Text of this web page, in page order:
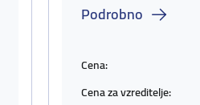
Podrobno
Cena:
Cena za vzreditelje: